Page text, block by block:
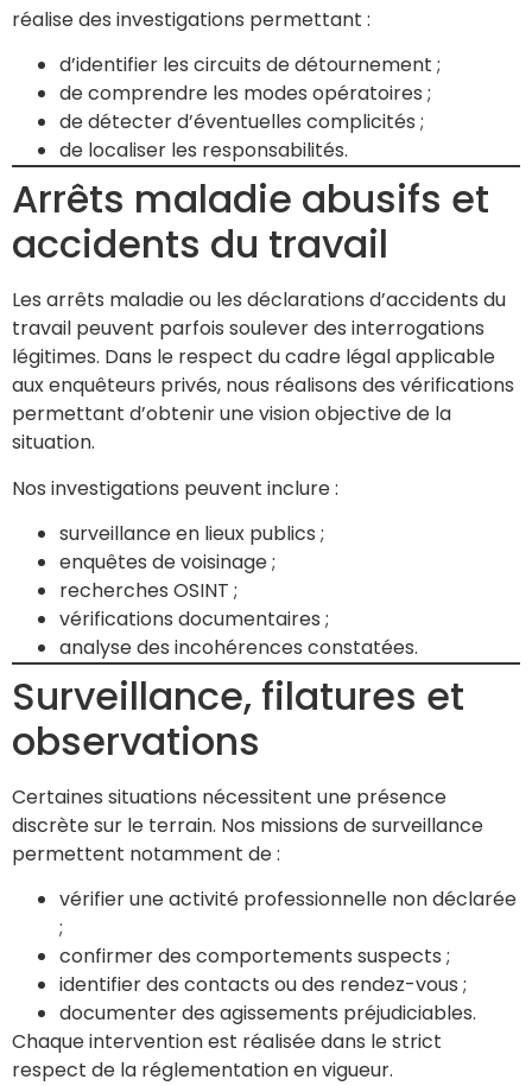
réalise des investigations permettant :
d’identifier les circuits de détournement ;
de comprendre les modes opératoires ;
de détecter d’éventuelles complicités ;
de localiser les responsabilités.
Arrêts maladie abusifs et
accidents du travail
Les arrêts maladie ou les déclarations d’accidents du
travail peuvent parfois soulever des interrogations
légitimes. Dans le respect du cadre légal applicable
aux enquêteurs privés, nous réalisons des vérifications
permettant d’obtenir une vision objective de la
situation.
Nos investigations peuvent inclure :
surveillance en lieux publics ;
enquêtes de voisinage ;
recherches OSINT ;
vérifications documentaires ;
analyse des incohérences constatées.
Surveillance, filatures et
observations
Certaines situations nécessitent une présence
discrète sur le terrain. Nos missions de surveillance
permettent notamment de :
vérifier une activité professionnelle non déclarée
;
confirmer des comportements suspects ;
identifier des contacts ou des rendez-vous ;
documenter des agissements préjudiciables.
Chaque intervention est réalisée dans le strict
respect de la réglementation en vigueur.